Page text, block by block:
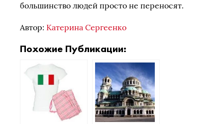
большинство людей просто не переносят.
Автор: Катерина Сергеенко
Похожие Публикации: